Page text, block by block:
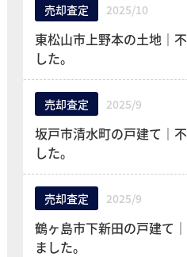
売却査定 2025/10
東松山市上野本の土地｜
した。
売却査定 2025/9
坂戸市清水町の戸建て｜
した。
売却査定 2025/9
鶴ヶ島市下新田の戸建て
ました。